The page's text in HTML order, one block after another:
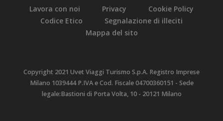
Lavora con noi Privacy
Cookie Policy
Codice Etico
Segnalazione di illeciti
Mappa del sito
Copyright 2021 Uvet Viaggi Turismo S.p.A. Registro Imprese
Milano 1039444 P.IVA e Cod. Fiscale 04700360151 - Sede
legale:Bastioni di Porta Volta, 10 - 20121 Milano